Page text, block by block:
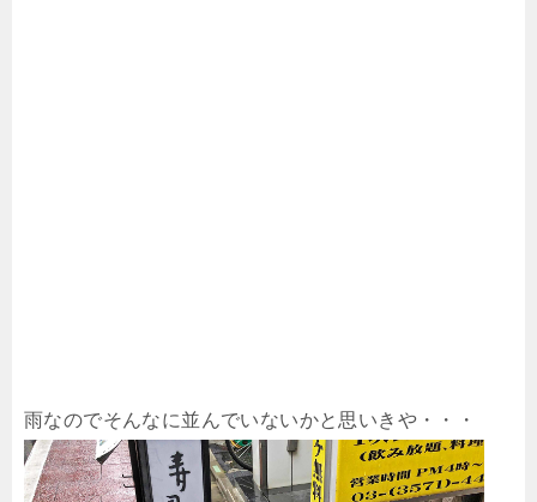
雨なのでそんなに並んでいないかと思いきや・・・